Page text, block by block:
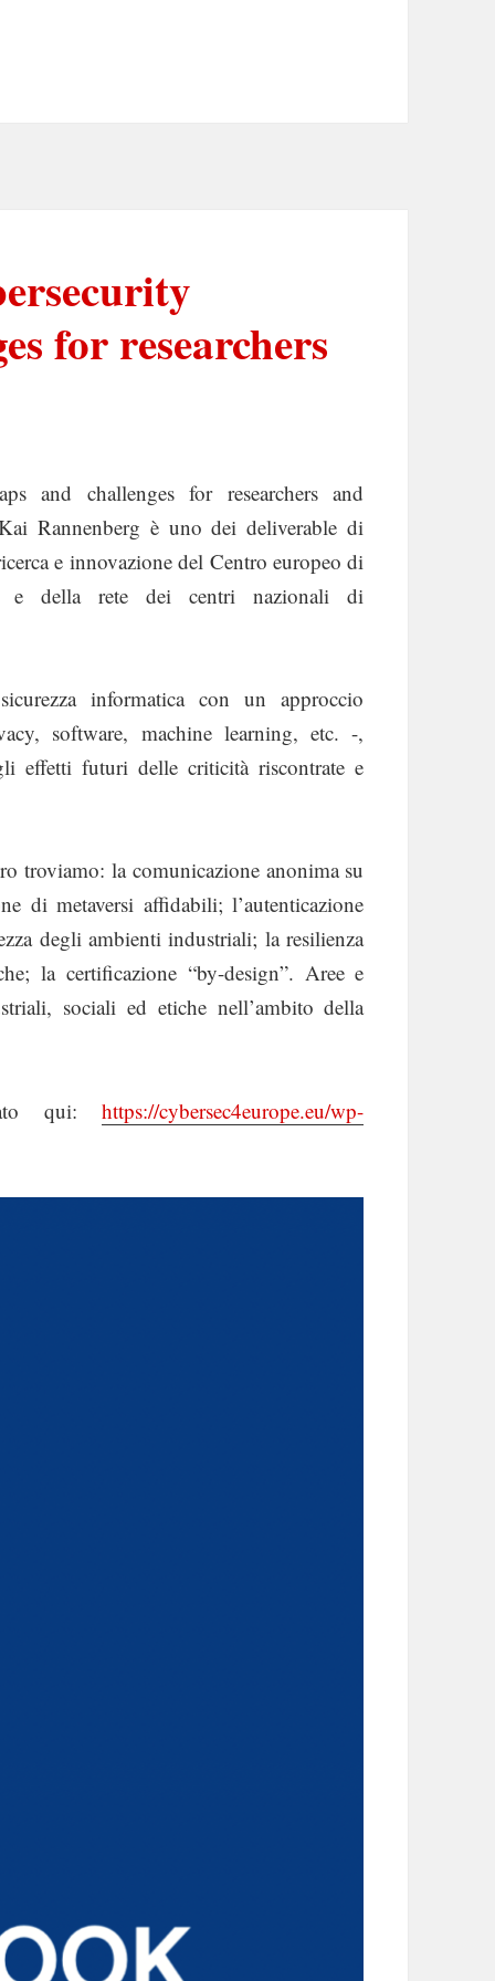
for researchers
and challenges for researchers and
Rannenberg è uno dei deliverable di
e innovazione del Centro europeo di
e della rete dei centri nazionali di
informatica con un approccio
software, machine learning, etc. -,
effetti futuri delle criticità riscontrate e
troviamo: la comunicazione anonima su
di metaversi affidabili; l’autenticazione
degli ambienti industriali; la resilienza
la certificazione “by-design”. Aree e
sociali ed etiche nell’ambito della
qui:https://cybersec4europe.eu/wp-